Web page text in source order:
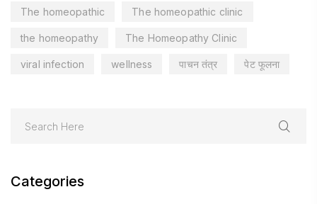
The homeopathic The homeopathic clinic
the homeopathy The Homeopathy Clinic
viral infection wellness पाचन तंत्र पेट फूलना
Categories